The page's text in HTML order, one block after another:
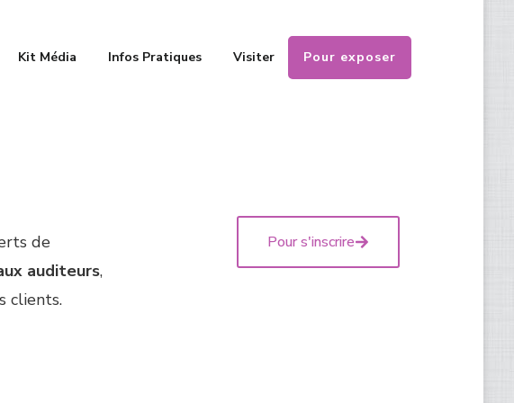
Kit Média Infos Pratiques Visiter Pour exposer
de
auditeurs,
clients.
Pour s'inscrire